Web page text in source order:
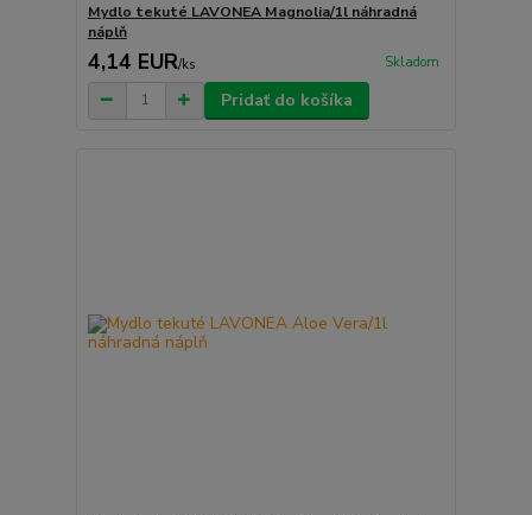
Mydlo tekuté LAVONEA Magnolia/1l náhradná
náplň
4,14 EUR/ks Skladom
Pridať do košíka